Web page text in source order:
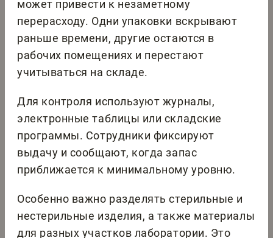
может привести к незаметному
перерасходу. Одни упаковки вскрывают
раньше времени, другие остаются в
рабочих помещениях и перестают
учитываться на складе.
Для контроля используют журналы,
электронные таблицы или складские
программы. Сотрудники фиксируют
выдачу и сообщают, когда запас
приближается к минимальному уровню.
Особенно важно разделять стерильные и
нестерильные изделия, а также материалы
для разных участков лаборатории. Это